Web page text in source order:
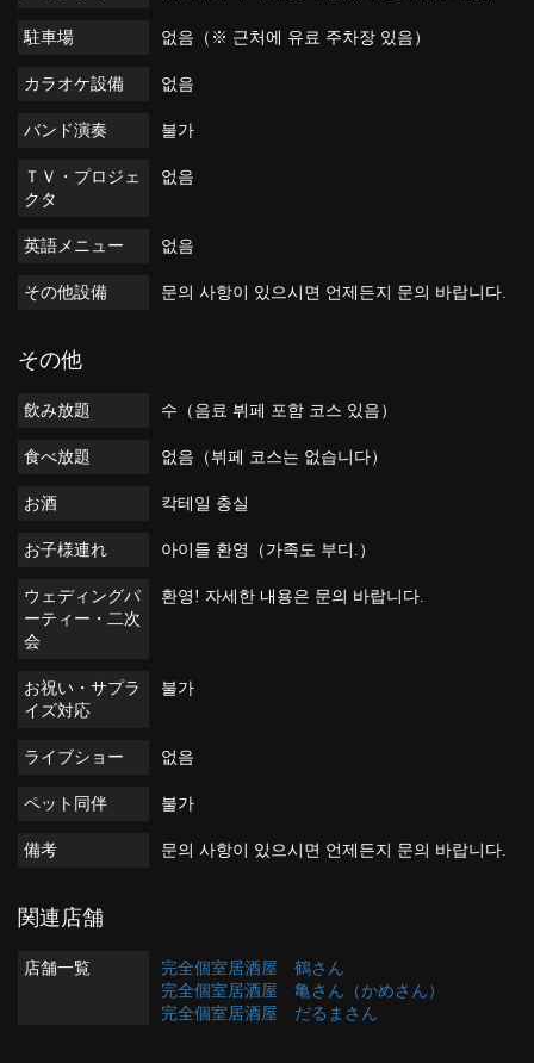
駐車場 없음（※ 근처에 유료 주차장 있음）
カラオケ設備 없음
バンド演奏 불가
ＴＶ・プロジェ
クタ
없음
英語メニュー 없음
その他設備 문의 사항이 있으시면 언제든지 문의 바랍니다.
その他
飲み放題 수（음료 뷔페 포함 코스 있음）
食べ放題 없음（뷔페 코스는 없습니다）
お酒 칵테일 충실
お子様連れ 아이들 환영（가족도 부디.）
ウェディングパ
ーティー・二次
会
환영! 자세한 내용은 문의 바랍니다.
お祝い・サプラ
イズ対応
불가
ライブショー 없음
ペット同伴 불가
備考 문의 사항이 있으시면 언제든지 문의 바랍니다.
関連店舗
店舗一覧
完全個室居酒屋 鶴さん
完全個室居酒屋 亀さん（かめさん）
完全個室居酒屋 だるまさん